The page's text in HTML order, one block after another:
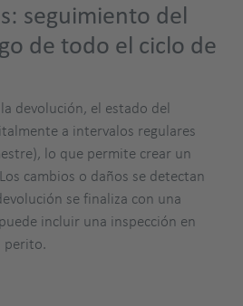
seguimiento del
de todo el ciclo de
devolución, el estado del
a intervalos regulares
lo que permite crear un
cambios o daños se detectan
se finaliza con una
incluir una inspección en
perito.